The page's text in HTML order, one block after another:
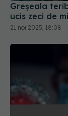
Greșeala
ucis zeci de
21 noi 2025, 18:08